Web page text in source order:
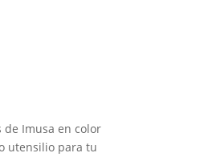
Imusa en color
utensilio para tu